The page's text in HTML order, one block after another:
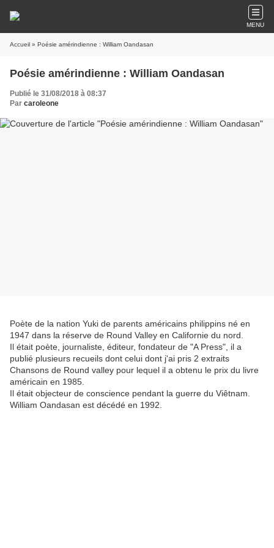
MENU
Accueil » Poésie amérindienne : William Oandasan
Poésie amérindienne : William Oandasan
Publié le 31/08/2018 à 08:37
Par caroleone
Poète de la nation Yuki de parents américains philippins né en
1947 dans la réserve de Round Valley en Californie du nord.
Il était poète, journaliste, éditeur, fondateur de "A Press", il a
publié plusieurs recueils dont celui dont j'ai pris 2 extraits
Chansons de Round valley pour lequel il a obtenu le prix du livre
américain en 1985.
Il était objecteur de conscience pendant la guerre du Viêtnam.
William Oandasan est décédé en 1992.